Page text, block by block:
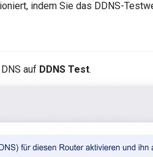
indem Sie das DDNS-
auf DDNS Test.